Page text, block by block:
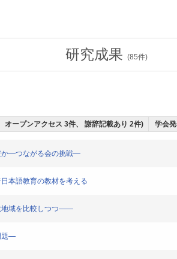
研究成果 (85件)
オープンアクセス 3件、 謝辞記載あり 2件) 学会
か―つながる会の挑戦―
本語教育の教材を考える
地域を比較しつつ――
題―